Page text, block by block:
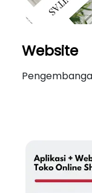
Website